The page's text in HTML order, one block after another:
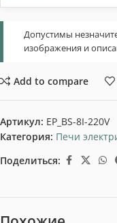
Допустимы
изображения и
Add to compare
Артикул: EP_BS-8I-220V
Категория: Печи
Поделиться: